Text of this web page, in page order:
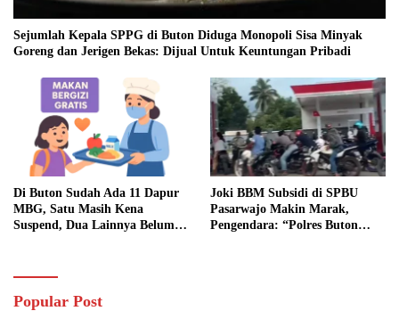
Sejumlah Kepala SPPG di Buton Diduga Monopoli Sisa Minyak
Goreng dan Jerigen Bekas: Dijual Untuk Keuntungan Pribadi
Di Buton Sudah Ada 11 Dapur
MBG, Satu Masih Kena
Suspend, Dua Lainnya Belum
Joki BBM Subsidi di SPBU
Pasarwajo Makin Marak,
Pengendara: “Polres Buton
Popular Post